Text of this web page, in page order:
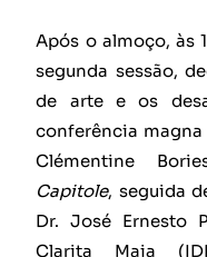
Após o almoço, às
segunda sessão,
de arte e os
conferência magna
Clémentine
Capitole, seguida
Dr. José Ernesto
Clarita Maia